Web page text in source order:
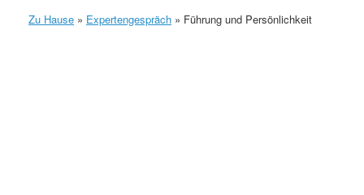
Zu Hause » Expertengespräch » Führung und Persönlichkeit